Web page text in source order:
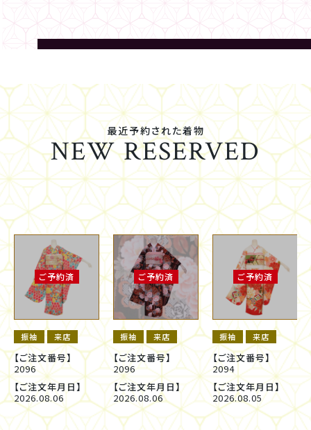
最近予約された着物
NEW RESERVED
ご予約済
振袖 来店
【ご注文番号】
2096
【ご注文年月日】
2026.08.06
ご予約済
振袖 来店
【ご注文番号】
2096
【ご注文年月日】
2026.08.06
ご予約済
振袖 来店
【ご注文番号】
2094
【ご注文年月日】
2026.08.05